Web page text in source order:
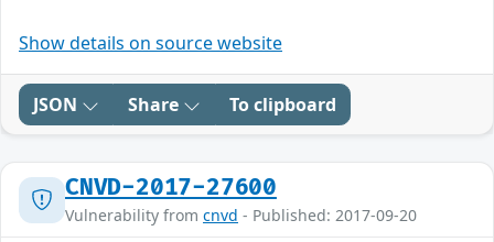
Show details on source website
JSON Share To clipboard
CNVD-2017-27600
Vulnerability from cnvd - Published: 2017-09-20